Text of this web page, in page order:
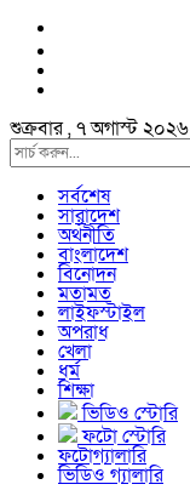
শুক্রবার , ৭ অগাস্ট ২০২৬
সর্বশেষ
সারাদেশ
অর্থনীতি
বাংলাদেশ
বিনোদন
মতামত
লাইফস্টাইল
অপরাধ
খেলা
ধর্ম
শিক্ষা
ভিডিও স্টোরি
ফটো স্টোরি
ফটোগ্যালারি
ভিডিও গ্যালারি